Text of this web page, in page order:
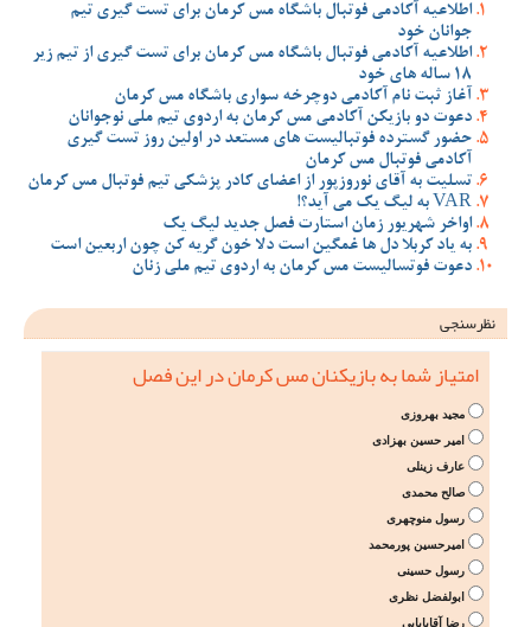
اطلاعیه آکادمی فوتبال باشگاه مس کرمان برای تست گیری تیم
جوانان خود
اطلاعیه آکادمی فوتبال باشگاه مس کرمان برای تست گیری از تیم زیر
18 ساله های خود
آغاز ثبت نام آکادمی دوچرخه سواری باشگاه مس کرمان
دعوت دو بازیکن آکادمی مس کرمان به اردوی تیم ملی نوجوانان
حضور گسترده فوتبالیست های مستعد در اولین روز تست گیری
آکادمی فوتبال مس کرمان
تسلیت به آقای نوروزپور از اعضای کادر پزشکی تیم فوتبال مس کرمان
VAR به لیگ یک می آید؟!
اواخر شهریور زمان استارت فصل جدید لیگ یک
به یاد کربلا دل ها غمگین است دلا خون گریه کن چون اربعین است
دعوت فوتسالیست مس کرمان به اردوی تیم ملی زنان
نظرسنجی
امتیاز شما به بازیکنان مس کرمان در این فصل
مجید بهروزی
امیر حسین بهزادی
عارف زینلی
صالح محمدی
رسول منوچهری
امیرحسین پورمحمد
رسول حسینی
ابولفضل نظری
رضا آقابابایی